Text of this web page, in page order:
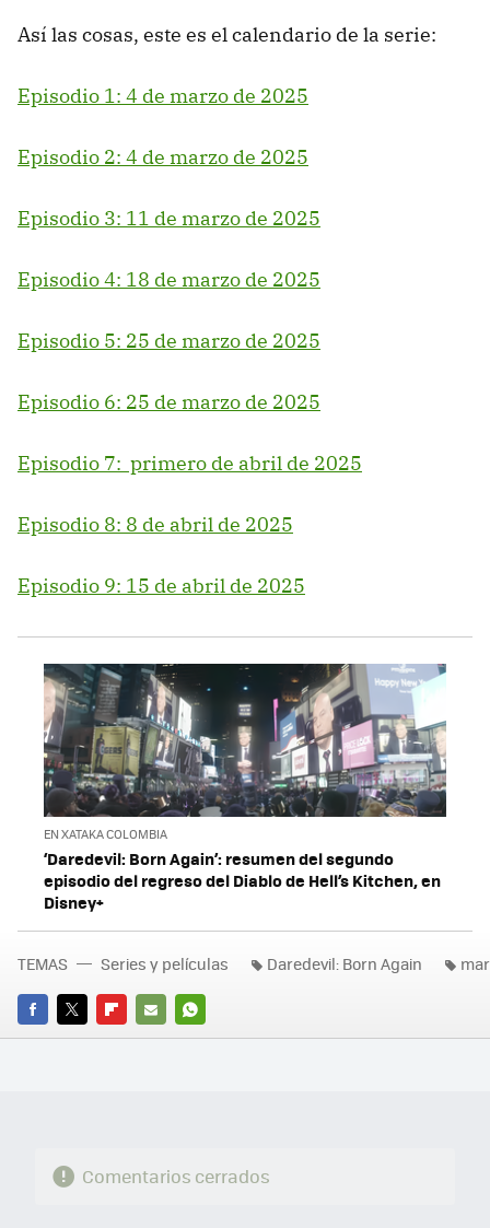
Así las cosas, este es el calendario de la serie:
Episodio 1: 4 de marzo de 2025
Episodio 2: 4 de marzo de 2025
Episodio 3: 11 de marzo de 2025
Episodio 4: 18 de marzo de 2025
Episodio 5: 25 de marzo de 2025
Episodio 6: 25 de marzo de 2025
Episodio 7: primero de abril de 2025
Episodio 8: 8 de abril de 2025
Episodio 9: 15 de abril de 2025
EN XATAKA COLOMBIA
‘Daredevil: Born Again’: resumen del segundo
episodio del regreso del Diablo de Hell’s Kitchen, en
Disney+
FACEBOOK
TWITTERFLIPBOARD
E-
WHATSAPP
TEMAS Series y películas Daredevil: Born Again
Comentarios cerrados